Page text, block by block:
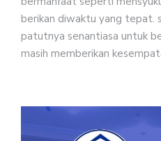
berikan diwaktu yang tepat.
patutnya senantiasa untuk
masih memberikan